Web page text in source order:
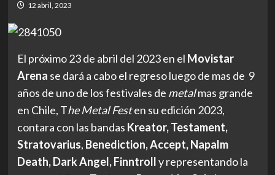
12 abril, 2023
El próximo 23 de abril del 2023 en el Movistar
Arena se dará a cabo el regreso luego de mas de 9
años de uno de los festivales de metalmas grande
en Chile, The Metal Festen su edición 2023,
contara con las bandas Kreator, Testament,
Stratovarius, Benediction, Accept, Napalm
Death, Dark Angel, Finntrolly representando la